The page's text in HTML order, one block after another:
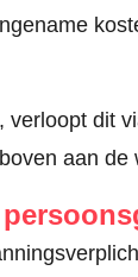
dit
aan de